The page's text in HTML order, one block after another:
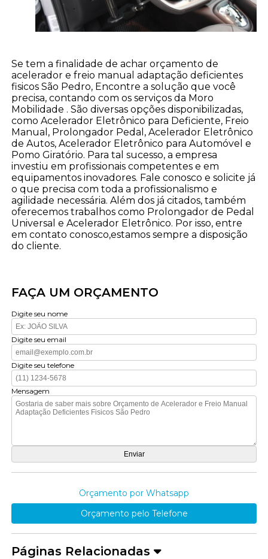
Se tem a finalidade de achar orçamento de
acelerador e freio manual adaptação deficientes
fisicos São Pedro, Encontre a solução que você
precisa, contando com os serviços da Moro
Mobilidade . São diversas opções disponibilizadas,
como Acelerador Eletrônico para Deficiente, Freio
Manual, Prolongador Pedal, Acelerador Eletrônico
de Autos, Acelerador Eletrônico para Automóvel e
Pomo Giratório. Para tal sucesso, a empresa
investiu em profissionais competentes e em
equipamentos inovadores. Fale conosco e solicite já
o que precisa com toda a profissionalismo e
agilidade necessária. Além dos já citados, também
oferecemos trabalhos como Prolongador de Pedal
Universal e Acelerador Eletrônico. Por isso, entre
em contato conosco,estamos sempre a disposição
do cliente.
FAÇA UM ORÇAMENTO
Digite seu nome
Digite seu email
Digite seu telefone
Mensagem
Orçamento por Whatsapp
Orçamento pelo Telefone
Páginas Relacionadas